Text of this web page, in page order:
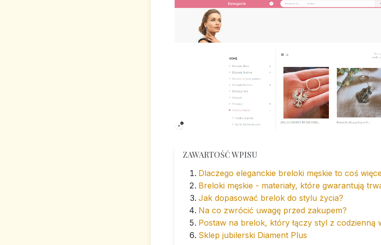
ZAWARTOŚĆ WPISU
Dlaczego eleganckie breloki męskie to coś
Breloki męskie - materiały, które gwarantują
Jak dopasować brelok do stylu życia?
Na co zwrócić uwagę przed zakupem?
Postaw na brelok, który łączy styl z codzienną
Sklep jubilerski Diament Plus